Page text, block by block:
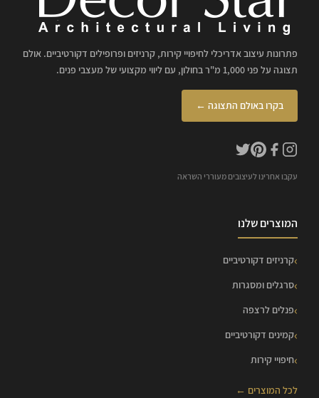
פתרונות עיצוב אדריכלי לחיפויי קירות, קרניזים ופרופילים דקורטיביים. אולם
תצוגה על פני 1,000 מ"ר בחולון, עם ליווי מקצועי של מעצבי פנים.
בקרו באולם התצוגה ←
עקבו אחרינו לעיצובים מעוררי השראה
המוצרים שלנו
קרניזים דקורטיביים
סרגלים ומסגרות
פנלים לרצפה
קמינים דקורטיביים
חיפויי קירות
לכל המוצרים ←